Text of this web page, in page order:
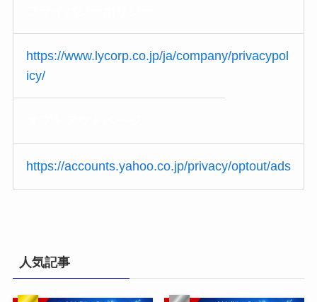
https://www.lycorp.co.jp/ja/company/privacypol
icy/
https://accounts.yahoo.co.jp/privacy/optout/ads
人気記事